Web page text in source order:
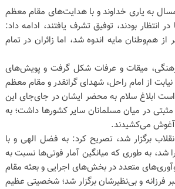
به یاری خداوند و با هدایت‌های مقام معظم
انتظار بودند، توفیق تشرف یافتند، ادامه داد:
کاروان‌ها و جا ماندن بیش از 56 هزار نفر از هم‌وطنان مایه اندوه شد، اما زائران در تمام
میقات و عرفات شکل گرفت و پویش‌های
از امام راحل، شهدای گرانقدر و مقام معظم
ابلاغ سلام به محضر ایشان در جای‌جای این
مثبتی در میان مسلمانان سایر کشورها داشت؛ به
آغوش می‌کشیدند.
برگزار شد، تصریح کرد:‌ به فضل الهی و با
شد، به طوری که میانگین آمار فوتی‌ها نسبت به
متعدد در بخش‌های اجرایی و بعثه مقام
فرزانه و بی‌نظیرشان برگزار شد؛ شخصیتی عظیم